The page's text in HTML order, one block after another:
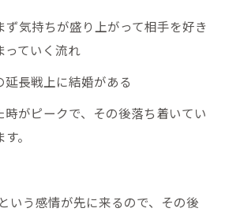
ず気持ちが盛り上がって相手を好き
っていく流れ
延長戦上に結婚がある
時がピークで、その後落ち着いてい
。
という感情が先に来るので、その後